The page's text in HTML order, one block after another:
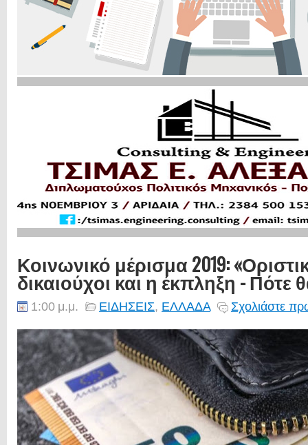
Κοινωνικό μέρισμα 2019:
δικαιούχοι και η έκπληξη - Πότε
1:00 μ.μ. ΕΙΔΗΣΕΙΣ, ΕΛΛΑΔΑ Σχολιάστε